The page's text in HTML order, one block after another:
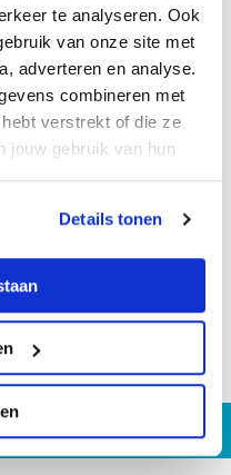
te analyseren. Ook
van onze site met
adverteren en analyse.
combineren met
verstrekt of die ze
jouw gebruik van hun
Details tonen